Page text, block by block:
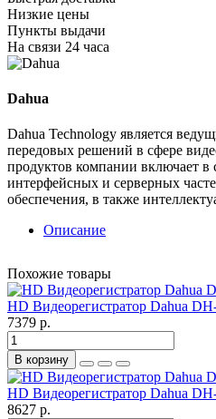
Низкие цены
Пункты выдачи
На связи 24 часа
Dahua
Dahua Technology является
передовых решений в сфере
продуктов компании включает
интерфейсных и серверных
обеспечения, в также
Описание
Похожие товары
HD Видеорегистратор Dahua
7379 р.
В корзину
HD Видеорегистратор Dahua
8627 р.